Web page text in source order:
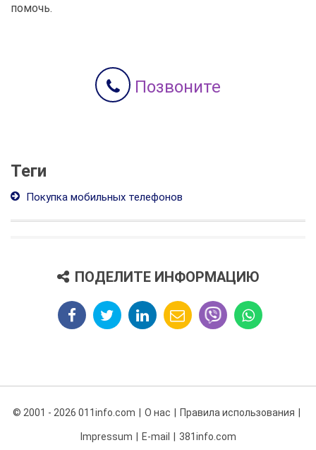
помочь.
Позвоните
Теги
Покупка мобильных телефонов
ПОДЕЛИТЕ ИНФОРМАЦИЮ
© 2001 - 2026 011info.com О нас Правила использования
Impressum E-mail 381info.com